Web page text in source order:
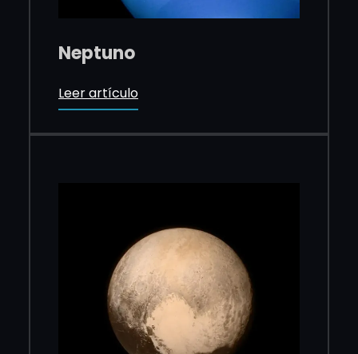
Neptuno
Leer artículo